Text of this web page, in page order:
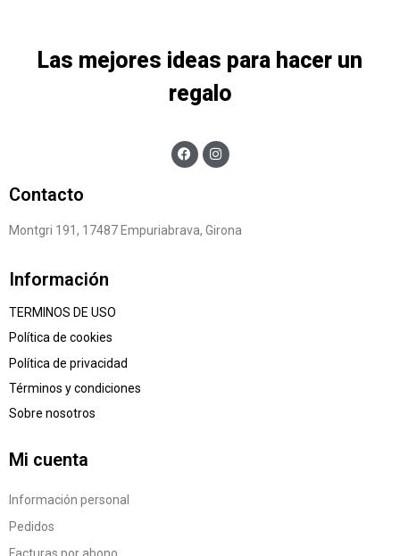
Las mejores ideas para hacer un
regalo
Contacto
Montgri 191, 17487 Empuriabrava, Girona
Información
TERMINOS DE USO
Política de cookies
Política de privacidad
Términos y condiciones
Sobre nosotros
Mi cuenta
Información personal
Pedidos